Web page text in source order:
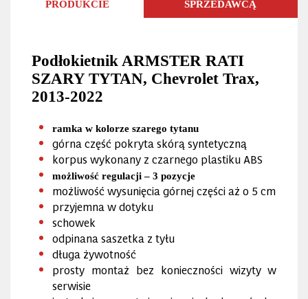
PRODUKCIE
SPRZEDAWCĄ
Podłokietnik ARMSTER RATI
SZARY TYTAN, Chevrolet Trax,
2013-2022
ramka w kolorze szarego tytanu
górna część pokryta skórą syntetyczną
korpus wykonany z czarnego plastiku ABS
możliwość regulacji – 3 pozycje
możliwość wysunięcia górnej części aż o 5 cm
przyjemna w dotyku
schowek
odpinana saszetka z tyłu
długa żywotność
prosty montaż bez konieczności wizyty w
serwisie